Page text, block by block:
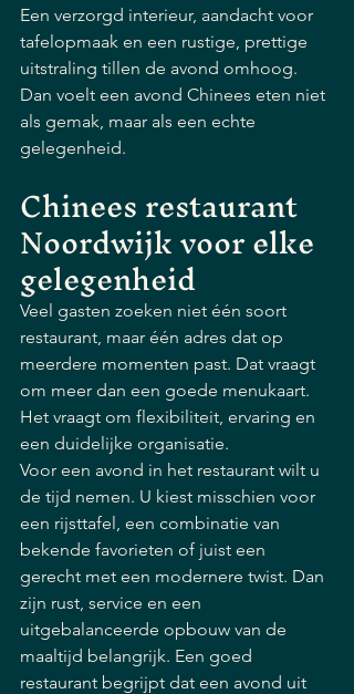
Een verzorgd interieur, aandacht voor
tafelopmaak en een rustige, prettige
uitstraling tillen de avond omhoog.
Dan voelt een avond Chinees eten niet
als gemak, maar als een echte
gelegenheid.
Chinees restaurant
Noordwijk voor elke
gelegenheid
Veel gasten zoeken niet één soort
restaurant, maar één adres dat op
meerdere momenten past. Dat vraagt
om meer dan een goede menukaart.
Het vraagt om flexibiliteit, ervaring en
een duidelijke organisatie.
Voor een avond in het restaurant wilt u
de tijd nemen. U kiest misschien voor
een rijsttafel, een combinatie van
bekende favorieten of juist een
gerecht met een modernere twist. Dan
zijn rust, service en een
uitgebalanceerde opbouw van de
maaltijd belangrijk. Een goed
restaurant begrijpt dat een avond uit